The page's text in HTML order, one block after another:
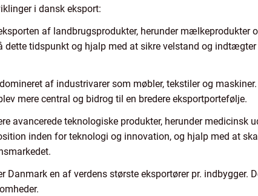
i dansk eksport:
af landbrugsprodukter, herunder mælkeprodukter
tidspunkt og hjalp med at sikre velstand og
af industrivarer som møbler, tekstiler og
mere central og bidrog til en bredere eksportportefølje.
avancerede teknologiske produkter, herunder medicinsk
inden for teknologi og innovation, og hjalp med at
en af verdens største eksportører pr. indbygger.